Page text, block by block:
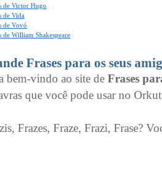
de Victor Hugo
de Vida
de Vovó
de William Shakespeare
Frases para os seus
bem-vindo ao site de Frases
que você pode usar no
Frazes, Fraze, Frazi, Frase?